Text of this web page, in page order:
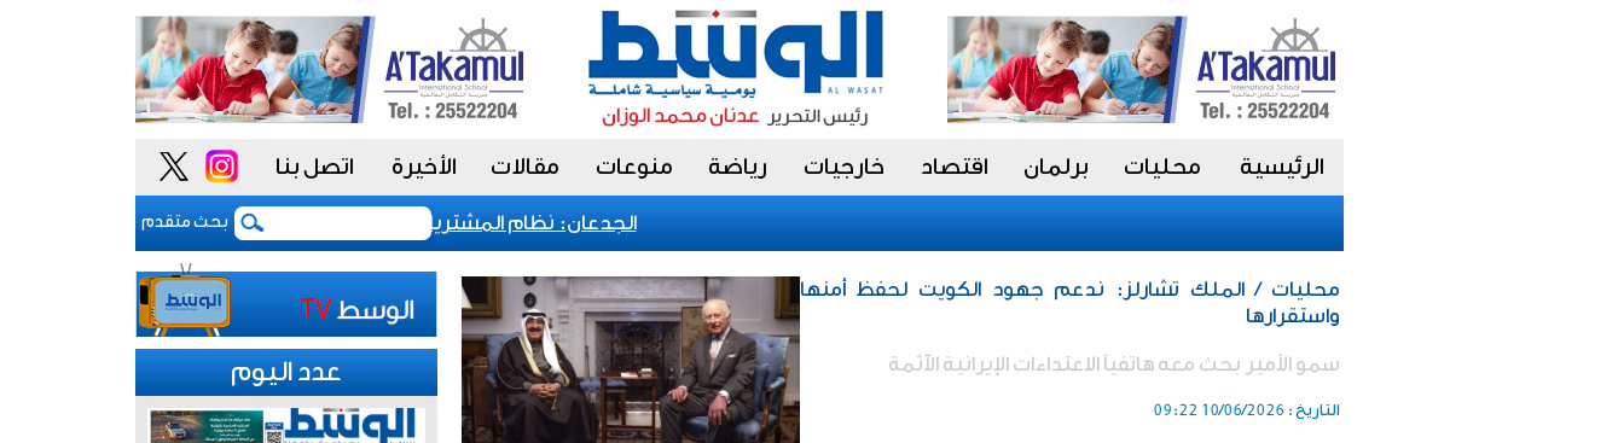
الرئيسية محليات برلمان اقتصاد خارجيات رياضة منوعات مقالات الأخيرة اتصل بنا
بحث متقدم
الجدعان: نظام المشتريات يمنح الحكومة السعودية أدوات أكثر مرونة
محليات / الملك تشارلز: ندعم جهود الكويت لحفظ أمنها
واستقرارها
سمو الأمير بحث معه هاتفياً الاعتداءات الإيرانية الآثمة
التاريخ : 10/06/2026 09:22
عدد اليوم